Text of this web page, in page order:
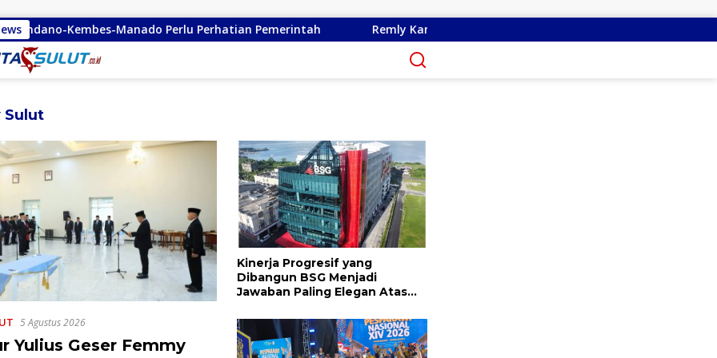
Manado Perlu Perhatian Pemerintah Remly Kandoli Sukses Perjuangkan Perbaikan Jalan Pontak-Kalait dan
Sulut
5 Agustus 2026
Yulius Geser Femmy
Kinerja Progresif yang
Dibangun BSG Menjadi
Jawaban Paling Elegan Atas